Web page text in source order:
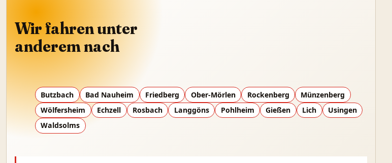
Wir fahren unter
anderem nach
Butzbach Bad Nauheim Friedberg Ober-Mörlen Rockenberg
Münzenberg
Wölfersheim
Echzell Rosbach Langgöns Pohlheim Gießen Lich
Usingen
Waldsolms